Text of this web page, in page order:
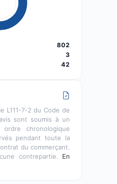
802
3
42
L111-7-2 du Code de
sont soumis à un
chronologique
pendant toute la
du commerçant.
contrepartie. En